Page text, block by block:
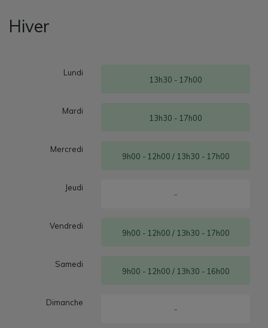
Hiver
Lundi
13h30 - 17h00
Mardi
13h30 - 17h00
Mercredi
9h00 - 12h00 / 13h30 - 17h00
Jeudi
-
Vendredi
9h00 - 12h00 / 13h30 - 17h00
Samedi
9h00 - 12h00 / 13h30 - 16h00
Dimanche
-